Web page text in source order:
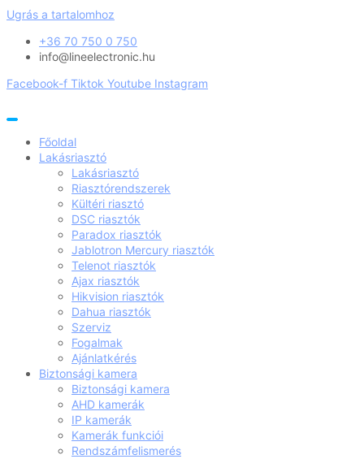
Ugrás a tartalomhoz
+36 70 750 0 750
info@lineelectronic.hu
Facebook-f Tiktok Youtube Instagram
Főoldal
Lakásriasztó
Lakásriasztó
Riasztórendszerek
Kültéri riasztó
DSC riasztók
Paradox riasztók
Jablotron Mercury riasztók
Telenot riasztók
Ajax riasztók
Hikvision riasztók
Dahua riasztók
Szerviz
Fogalmak
Ajánlatkérés
Biztonsági kamera
Biztonsági kamera
AHD kamerák
IP kamerák
Kamerák funkciói
Rendszámfelismerés